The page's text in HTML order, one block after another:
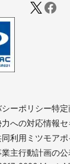
ーポリシー特
への対応情報
利用 ミツモア
主行動計画の